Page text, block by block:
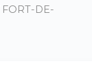
DE-